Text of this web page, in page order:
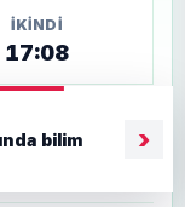
İKINDI
17:08
21:57
bilim
›